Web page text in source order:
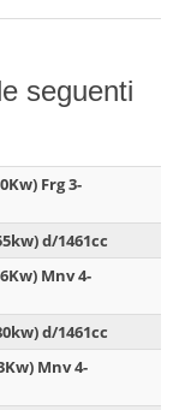
seguenti
Frg 3-
d/1461cc
Mnv 4-
d/1461cc
Mnv 4-